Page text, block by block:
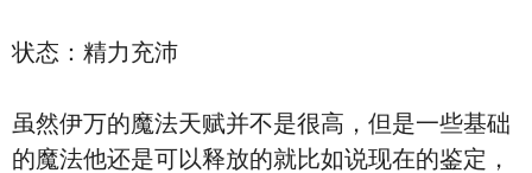
状态：精力充沛
虽然伊万的魔法天赋并不是很高，但是一些基础
的魔法他还是可以释放的就比如说现在的鉴定，